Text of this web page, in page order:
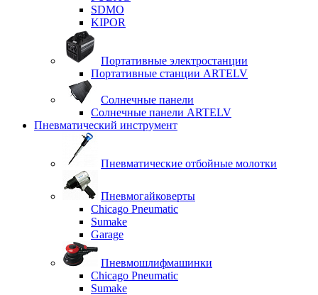
SDMO
KIPOR
Портативные электростанции
Портативные станции ARTELV
Солнечные панели
Солнечные панели ARTELV
Пневматический инструмент
Пневматические отбойные молотки
Пневмогайковерты
Chicago Pneumatic
Sumake
Garage
Пневмошлифмашинки
Chicago Pneumatic
Sumake